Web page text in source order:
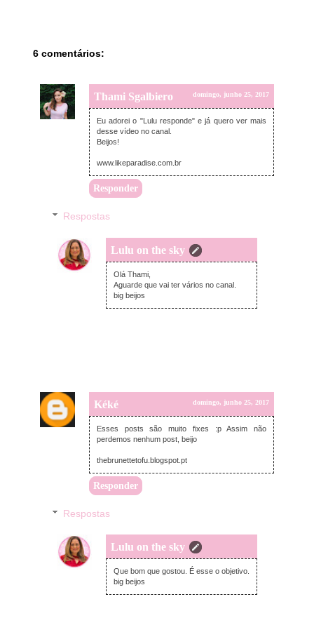
6 comentários:
Thami Sgalbiero domingo, junho 25, 2017
Eu adorei o "Lulu responde" e já quero ver mais
desse vídeo no canal.
Beijos!
www.likeparadise.com.br
Responder
Respostas
Lulu on the sky
segunda-feira, junho 26, 2017
Olá Thami,
Aguarde que vai ter vários no canal.
big beijos
Kéké domingo, junho 25, 2017
Esses posts são muito fixes :p Assim não
perdemos nenhum post, beijo
thebrunettetofu.blogspot.pt
Responder
Respostas
Lulu on the sky
segunda-feira, junho 26, 2017
Que bom que gostou. É esse o objetivo.
big beijos